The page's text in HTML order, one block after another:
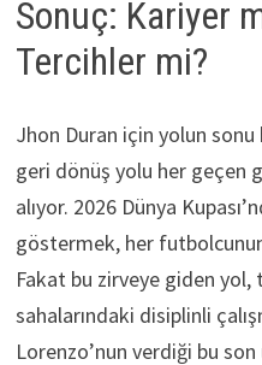
Sonuç: Kariyer
Tercihler mi?
Jhon Duran için yolun
geri dönüş yolu her geçen
alıyor. 2026 Dünya
göstermek, her
Fakat bu zirveye giden
sahalarındaki disiplinli
Lorenzo’nun verdiği bu